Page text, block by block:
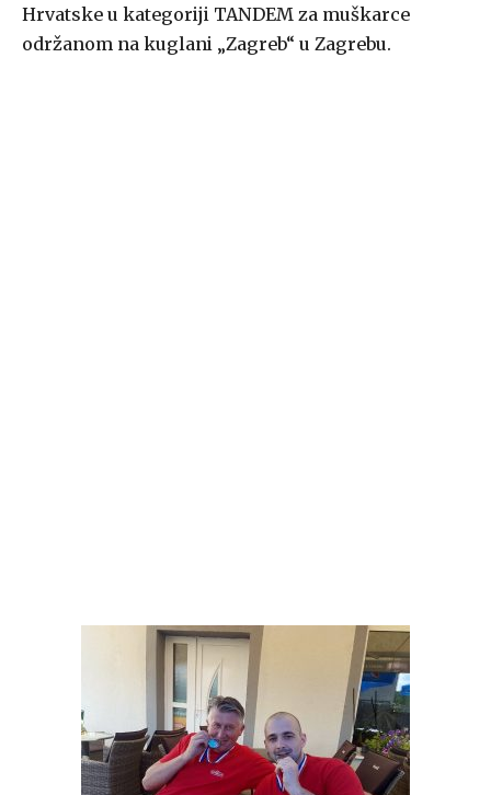
Hrvatske u kategoriji TANDEM za muškarce
održanom na kuglani „Zagreb“ u Zagrebu.